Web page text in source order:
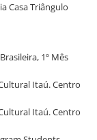
Casa Triângulo
1º Mês
Itaú. Centro
Itaú. Centro